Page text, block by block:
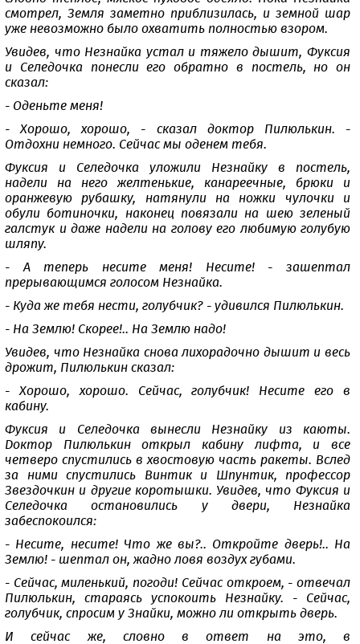
смотрел, Земля заметно приблизилась, и земной шар
уже невозможно было охватить полностью взором.
Увидев, что Незнайка устал и тяжело дышит, Фуксия
и Селедочка понесли его обратно в постель, но он
сказал:
- Оденьте меня!
- Хорошо, хорошо, - сказал доктор Пилюлькин. -
Отдохни немного. Сейчас мы оденем тебя.
Фуксия и Селедочка уложили Незнайку в постель,
надели на него желтенькие, канареечные, брюки и
оранжевую рубашку, натянули на ножки чулочки и
обули ботиночки, наконец повязали на шею зеленый
галстук и даже надели на голову его любимую голубую
шляпу.
- А теперь несите меня! Несите! - зашептал
прерывающимся голосом Незнайка.
- Куда же тебя нести, голубчик? - удивился Пилюлькин.
- На Землю! Скорее!.. На Землю надо!
Увидев, что Незнайка снова лихорадочно дышит и весь
дрожит, Пилюлькин сказал:
- Хорошо, хорошо. Сейчас, голубчик! Несите его в
кабину.
Фуксия и Селедочка вынесли Незнайку из каюты.
Доктор Пилюлькин открыл кабину лифта, и все
четверо спустились в хвостовую часть ракеты. Вслед
за ними спустились Винтик и Шпунтик, профессор
Звездочкин и другие коротышки. Увидев, что Фуксия и
Селедочка остановились у двери, Незнайка
забеспокоился:
- Несите, несите! Что же вы?.. Откройте дверь!.. На
Землю! - шептал он, жадно ловя воздух губами.
- Сейчас, миленький, погоди! Сейчас откроем, - отвечал
Пилюлькин, стараясь успокоить Незнайку. - Сейчас,
голубчик, спросим у Знайки, можно ли открыть дверь.
И сейчас же, словно в ответ на это, в